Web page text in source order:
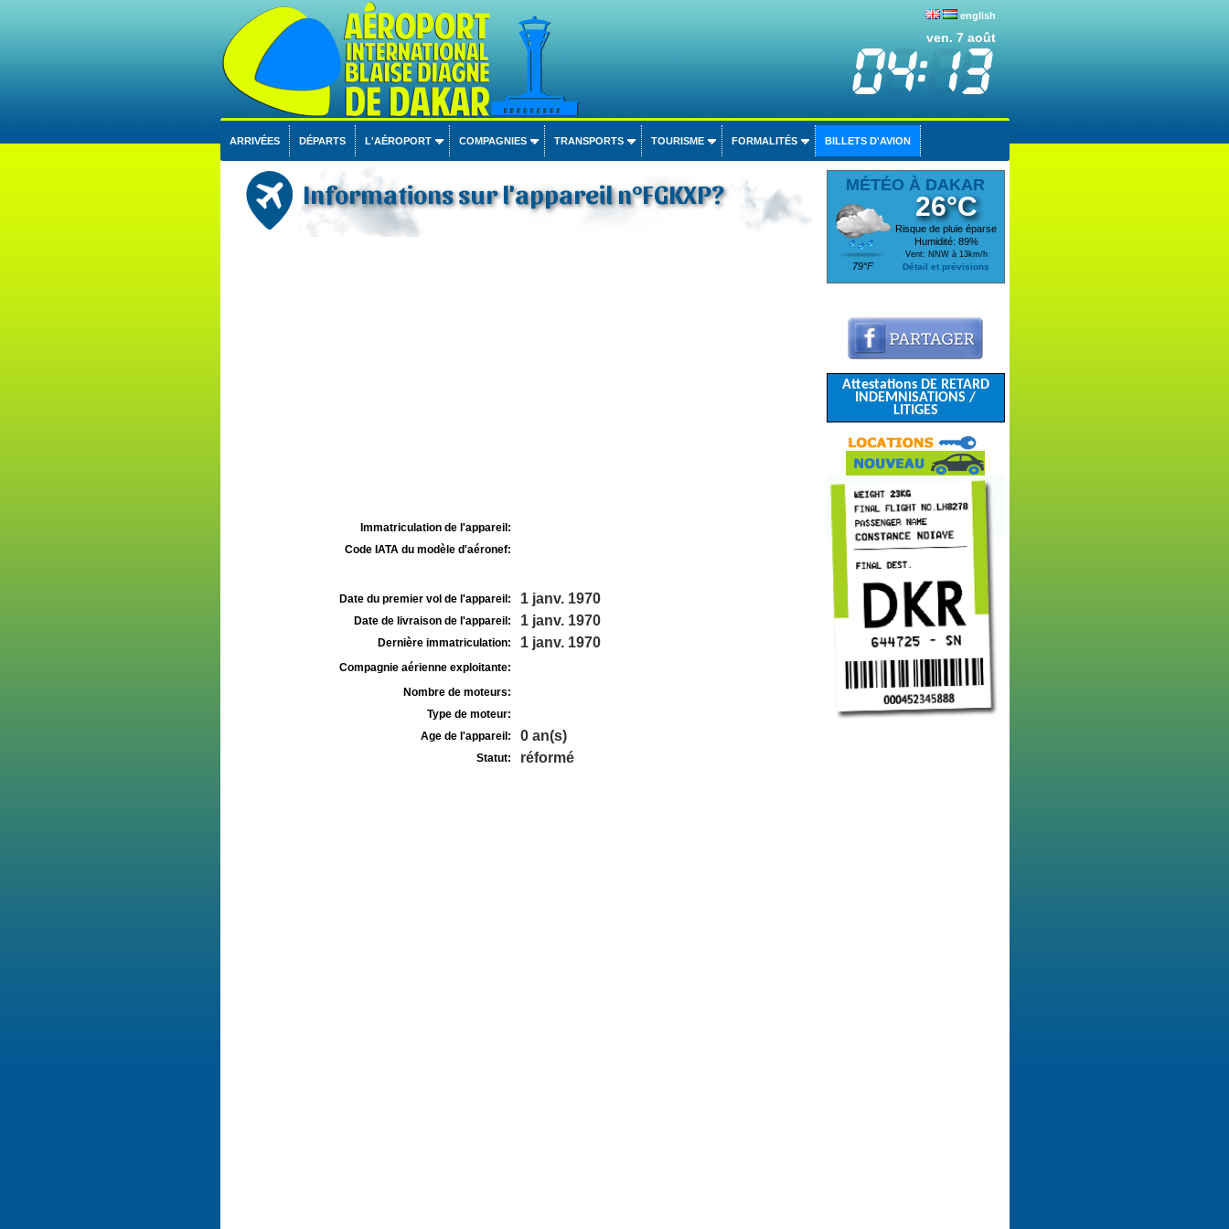
english
ven. 7 août
ARRIVÉES DÉPARTS L'AÉROPORT COMPAGNIES TRANSPORTS TOURISME FORMALITÉS BILLETS D'AVION
Informations sur l'appareil n°FGKXP?
Immatriculation de l'appareil:
Code IATA du modèle d'aéronef:
Date du premier vol de l'appareil: 1 janv. 1970
Date de livraison de l'appareil: 1 janv. 1970
Dernière immatriculation: 1 janv. 1970
Compagnie aérienne exploitante:
Nombre de moteurs:
Type de moteur:
Age de l'appareil:
0 an(s)
Statut: réformé
MÉTÉO À DAKAR
79°F
26°C
Risque de pluie éparse
Humidité: 89%
Vent: NNW à 13km/h
Détail et prévisions
Attestations DE RETARD
INDEMNISATIONS /
LITIGES